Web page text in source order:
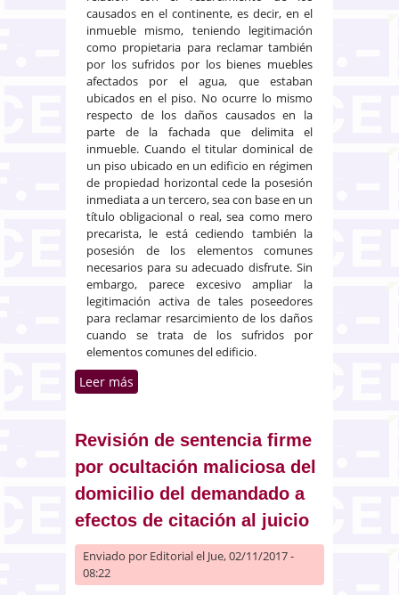
causados en el continente, es decir, en el
inmueble mismo, teniendo legitimación
como propietaria para reclamar también
por los sufridos por los bienes muebles
afectados por el agua, que estaban
ubicados en el piso. No ocurre lo mismo
respecto de los daños causados en la
parte de la fachada que delimita el
inmueble. Cuando el titular dominical de
un piso ubicado en un edificio en régimen
de propiedad horizontal cede la posesión
inmediata a un tercero, sea con base en un
título obligacional o real, sea como mero
precarista, le está cediendo también la
posesión de los elementos comunes
necesarios para su adecuado disfrute. Sin
embargo, parece excesivo ampliar la
legitimación activa de tales poseedores
para reclamar resarcimiento de los daños
cuando se trata de los sufridos por
elementos comunes del edificio.
Leer más
responsabilidad por culpa
extracontractual
Revisión de sentencia firme
por ocultación maliciosa del
domicilio del demandado a
efectos de citación al juicio
Enviado por Editorialel Jue, 02/11/2017 -
08:22